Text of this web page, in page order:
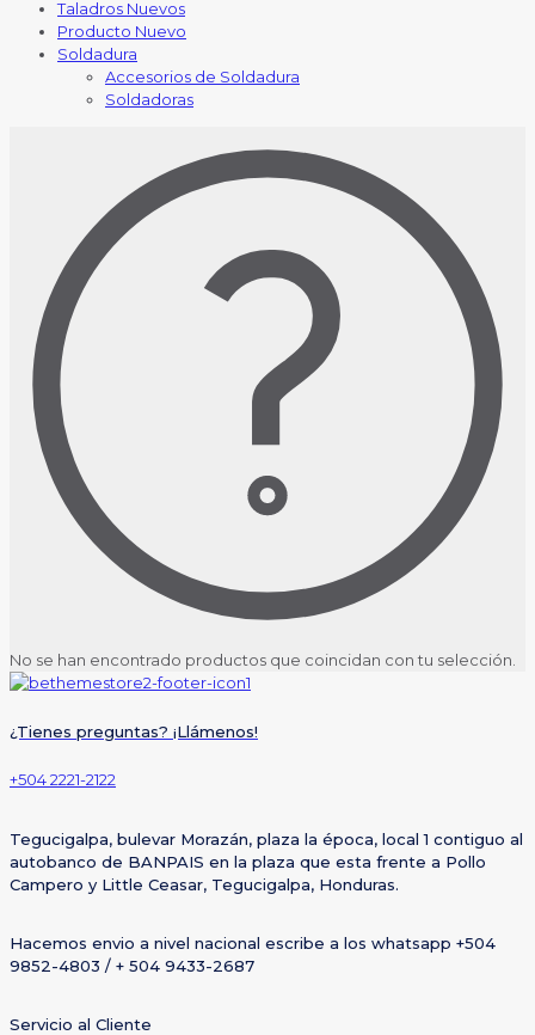
Taladros Nuevos
Producto Nuevo
Soldadura
Accesorios de Soldadura
Soldadoras
No se han encontrado productos que coincidan con tu selección.
¿Tienes preguntas? ¡Llámenos!
+504 2221-2122
Tegucigalpa, bulevar Morazán, plaza la época, local 1 contiguo al
autobanco de BANPAIS en la plaza que esta frente a Pollo
Campero y Little Ceasar, Tegucigalpa, Honduras.
Hacemos envio a nivel nacional escribe a los whatsapp +504
9852-4803 / + 504 9433-2687
Servicio al Cliente